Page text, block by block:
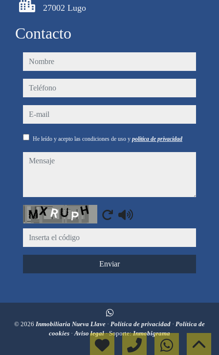
27002 Lugo
Contacto
nombre
teléfono
e-mail
He leído y acepto las condiciones de uso y política de privacidad
mensaje
Captcha
Enviar
© 2026 Inmobiliaria Nueva Llave · Política de privacidad · Política de
cookies ·Aviso legal· Soporte:Inmobigrama